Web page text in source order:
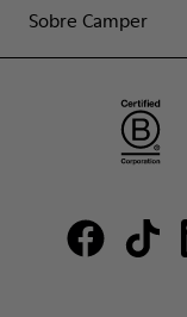
Sobre Camper